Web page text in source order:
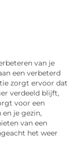
van je
een verbeterd
zorgt ervoor dat
verdeeld blijft,
voor een
je gezin,
van een
het weer